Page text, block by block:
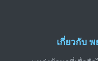
เกี่ยวกับ